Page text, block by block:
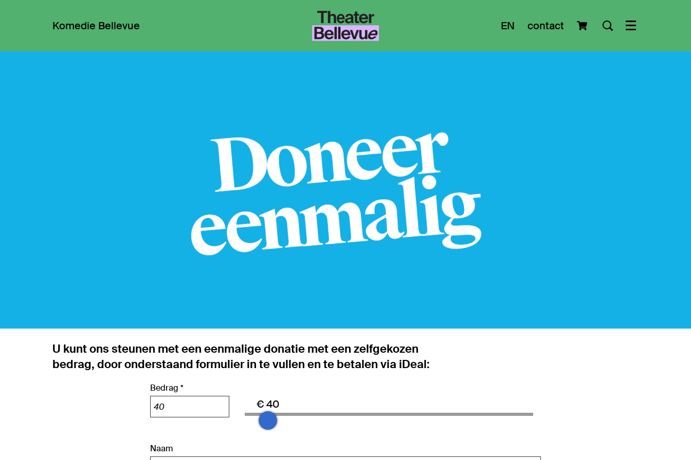
Komedie Bellevue EN contact Menu
U kunt ons steunen met een eenmalige donatie met een zelfgekozen
bedrag, door onderstaand formulier in te vullen en te betalen via iDeal:
Bedrag *
€ 40
Naam